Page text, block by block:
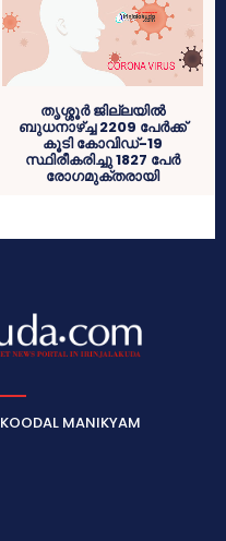
തൃശ്ശൂര്‍ ജില്ലയില്‍
ബുധനാഴ്ച്ച 2209 പേര്‍ക്ക്
കൂടി കോവിഡ്-19
സ്ഥിരീകരിച്ചു 1827 പേര്‍
രോഗമുക്തരായി
KOODAL MANIKYAM